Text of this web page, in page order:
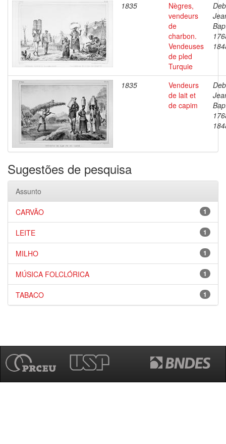
1835
Nègres,
vendeurs
de
charbon.
Vendeuses
de pled
Turquie
1835
Vendeurs
de lait et
de capim
Sugestões de pesquisa
Assunto
1
CARVÃO
1
LEITE
1
MILHO
1
MÚSICA FOLCLÓRICA
1
TABACO